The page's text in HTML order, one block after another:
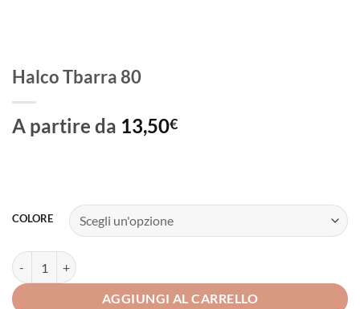
Halco Tbarra 80
A partire da 13,50€
COLORE
Halco Tbarra 80 quantità
AGGIUNGI AL CARRELLO